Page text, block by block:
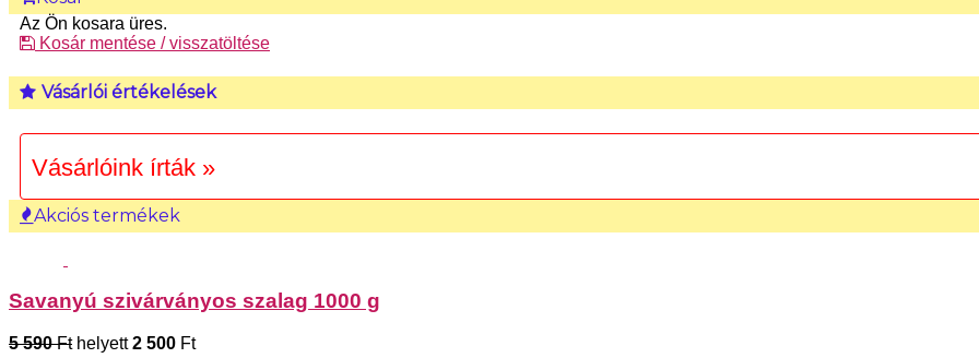
Az Ön kosara üres.
Kosár mentése / visszatöltése
Vásárlói értékelések
Vásárlóink írták »
Akciós termékek
Savanyú szivárványos szalag 1000 g
5 590 Fthelyett2 500 Ft